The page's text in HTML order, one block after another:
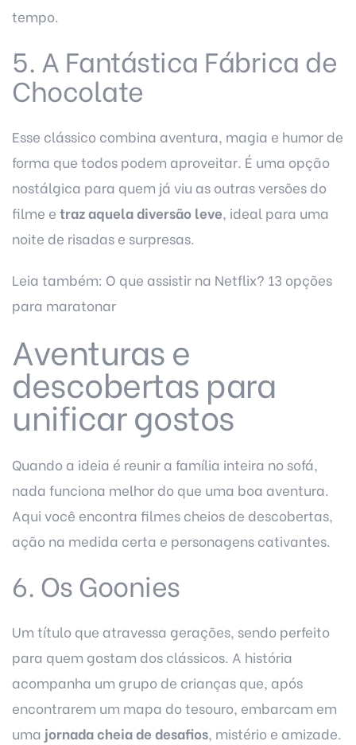
tempo.
5. A Fantástica Fábrica de
Chocolate
Esse clássico combina aventura, magia e humor de
forma que todos podem aproveitar. É uma opção
nostálgica para quem já viu as outras versões do
filme e traz aquela diversão leve, ideal para uma
noite de risadas e surpresas.
Leia também: O que assistir na Netflix? 13 opções
para maratonar
Aventuras e
descobertas para
unificar gostos
Quando a ideia é reunir a família inteira no sofá,
nada funciona melhor do que uma boa aventura.
Aqui você encontra filmes cheios de descobertas,
ação na medida certa e personagens cativantes.
6. Os Goonies
Um título que atravessa gerações, sendo perfeito
para quem gostam dos clássicos. A história
acompanha um grupo de crianças que, após
encontrarem um mapa do tesouro, embarcam em
uma jornada cheia de desafios, mistério e amizade.